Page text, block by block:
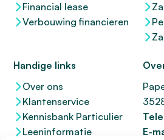
Financial lease
Verbouwing financieren
Handige links
Over ons
Klantenservice
Kennisbank Particulier
Leeninformatie
E-